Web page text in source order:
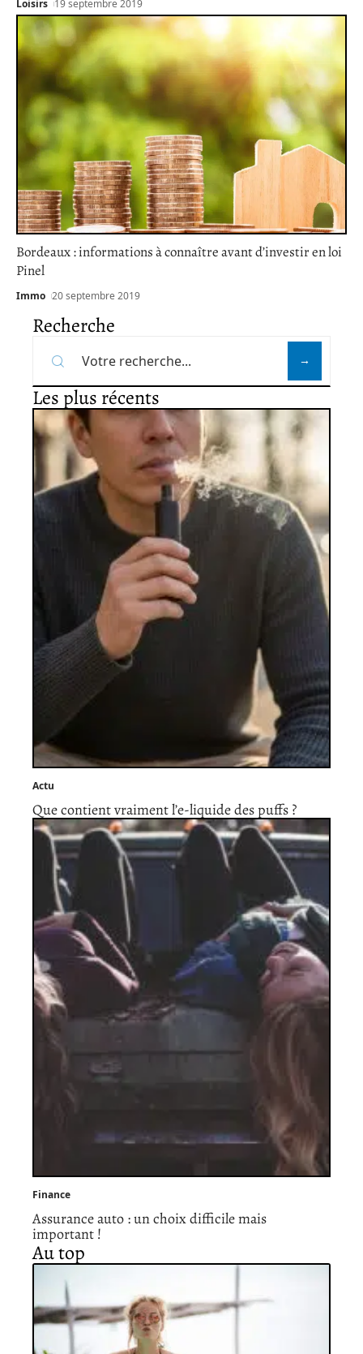
Loisirs 19 septembre 2019
Bordeaux : informations à connaître avant d’investir en loi
Pinel
Immo 20 septembre 2019
Recherche
Les plus récents
Actu
Que contient vraiment l’e-liquide des puffs ?
Finance
Assurance auto : un choix difficile mais
important !
Au top